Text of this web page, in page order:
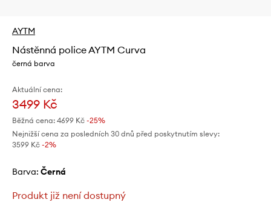
AYTM
Nástěnná police AYTM Curva
černá barva
Aktuální cena:
3499 Kč
Běžná cena: 4699 Kč -25%
Nejnižší cena za posledních 30 dnů před poskytnutím slevy:
3599 Kč -2%
Barva: černá
Produkt již není dostupný